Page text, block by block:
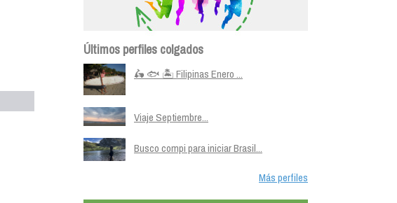
Últimos perfiles colgados
🛵 🐟 🏝️ Filipinas Enero ...
Viaje Septiembre...
Busco compi para iniciar Brasil...
Más perfiles